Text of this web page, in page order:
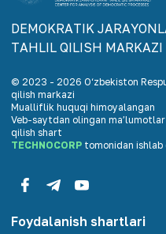
DEMOKRАTIK
TАHLIL QILISH MАRKАZI
© 2023 - 2026 O‘zbekiston
qilish markazi
Mualliflik huquqi himoyalangan
Veb-saytdan olingan
qilish shart
TECHNOCORP tomonidan ishlab
Foydalanish shartlari